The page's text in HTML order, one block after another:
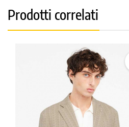
Prodotti correlati